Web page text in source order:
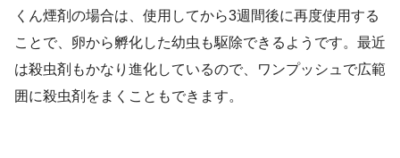
くん煙剤の場合は、使用してから3週間後に再度使用する
ことで、卵から孵化した幼虫も駆除できるようです。最近
は殺虫剤もかなり進化しているので、ワンプッシュで広範
囲に殺虫剤をまくこともできます。